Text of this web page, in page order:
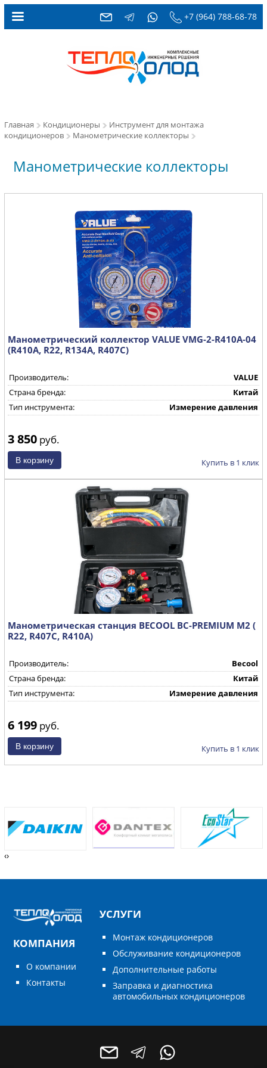
+7 (964) 788-68-78
Главная Кондиционеры
Инструмент для монтажа
кондиционеров
Манометрические коллекторы
Манометрические коллекторы
Манометрический коллектор VALUE VMG-2-R410A-04
(R410A, R22, R134A, R407C)
Производитель:
VALUE
Страна бренда:
Китай
Тип инструмента:
Измерение давления
3 850 руб.
Купить в 1 клик
Манометрическая станция BECOOL BC-PREMIUM M2 (
R22, R407C, R410A)
Производитель:
Becool
Страна бренда:
Китай
Тип инструмента:
Измерение давления
6 199 руб.
Купить в 1 клик
‹›
КОМПАНИЯ
О компании
Контакты
УСЛУГИ
Монтаж кондиционеров
Обслуживание кондиционеров
Дополнительные работы
Заправка и диагностика
автомобильных кондиционеров